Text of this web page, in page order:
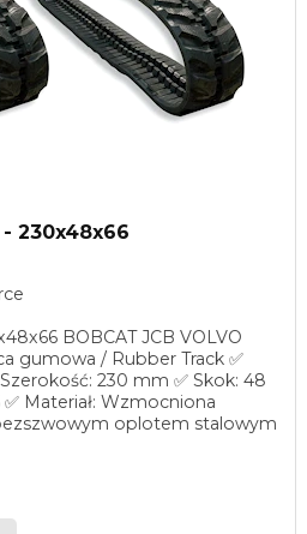
230x48x66
BOBCAT JCB VOLVO
gumowa / Rubber Track ✅
230 mm ✅ Skok: 48
Materiał: Wzmocniona
oplotem stalowym